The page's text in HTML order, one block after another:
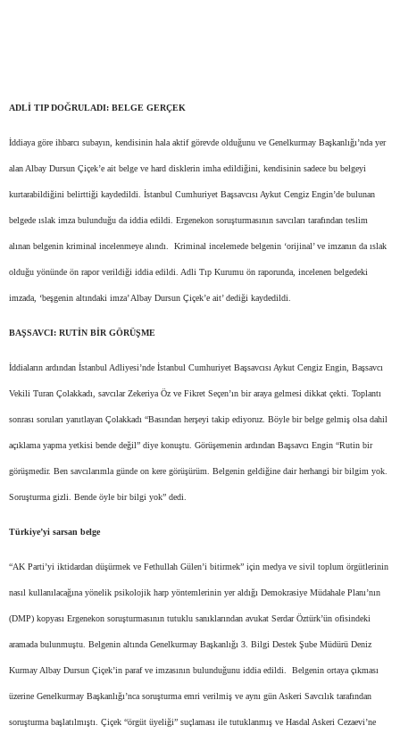
ADLİ TIP DOĞRULADI: BELGE GERÇEK
İddiaya göre ihbarcı subayın, kendisinin hala aktif görevde olduğunu ve Genelkurmay Başkanlığı’nda yer
alan Albay Dursun Çiçek’e ait belge ve hard disklerin imha edildiğini, kendisinin sadece bu belgeyi
kurtarabildiğini belirttiği kaydedildi. İstanbul Cumhuriyet Başsavcısı Aykut Cengiz Engin’de bulunan
belgede ıslak imza bulunduğu da iddia edildi. Ergenekon soruşturmasının savcıları tarafından teslim
alınan belgenin kriminal incelenmeye alındı. Kriminal incelemede belgenin ‘orijinal’ ve imzanın da ıslak
olduğu yönünde ön rapor verildiği iddia edildi. Adli Tıp Kurumu ön raporunda, incelenen belgedeki
imzada, ‘beşgenin altındaki imza’ Albay Dursun Çiçek’e ait’ dediği kaydedildi.
BAŞSAVCI: RUTİN BİR GÖRÜŞME
İddiaların ardından İstanbul Adliyesi’nde İstanbul Cumhuriyet Başsavcısı Aykut Cengiz Engin, Başsavcı
Vekili Turan Çolakkadı, savcılar Zekeriya Öz ve Fikret Seçen’ın bir araya gelmesi dikkat çekti. Toplantı
sonrası soruları yanıtlayan Çolakkadı “Basından herşeyi takip ediyoruz. Böyle bir belge gelmiş olsa dahil
açıklama yapma yetkisi bende değil” diye konuştu. Görüşemenin ardından Başsavcı Engin “Rutin bir
görüşmedir. Ben savcılarımla günde on kere görüşürüm. Belgenin geldiğine dair herhangi bir bilgim yok.
Soruşturma gizli. Bende öyle bir bilgi yok” dedi.
Türkiye’yi sarsan belge
“AK Parti’yi iktidardan düşürmek ve Fethullah Gülen’i bitirmek” için medya ve sivil toplum örgütlerinin
nasıl kullanılacağına yönelik psikolojik harp yöntemlerinin yer aldığı Demokrasiye Müdahale Planı’nın
(DMP) kopyası Ergenekon soruşturmasının tutuklu sanıklarından avukat Serdar Öztürk’ün ofisindeki
aramada bulunmuştu. Belgenin altında Genelkurmay Başkanlığı 3. Bilgi Destek Şube Müdürü Deniz
Kurmay Albay Dursun Çiçek’in paraf ve imzasının bulunduğunu iddia edildi. Belgenin ortaya çıkması
üzerine Genelkurmay Başkanlığı’nca soruşturma emri verilmiş ve aynı gün Askeri Savcılık tarafından
soruşturma başlatılmıştı. Çiçek “örgüt üyeliği” suçlaması ile tutuklanmış ve Hasdal Askeri Cezaevi’ne